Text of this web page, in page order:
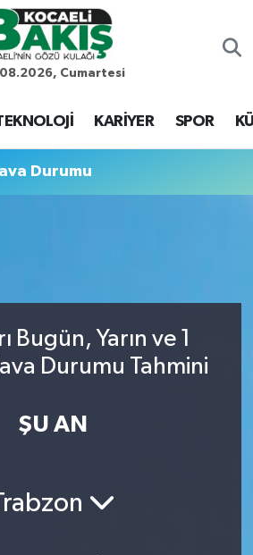
Cumartesi
KARİYER SPOR
Durumu
Bugün, Yarın ve 1
Durumu Tahmini
ŞU AN
Eczaneler